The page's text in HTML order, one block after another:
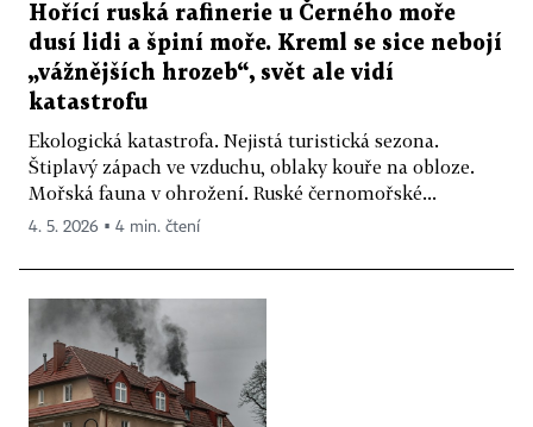
Hořící ruská rafinerie u Černého moře
dusí lidi a špiní moře. Kreml se sice nebojí
„vážnějších hrozeb“, svět ale vidí
katastrofu
Ekologická katastrofa. Nejistá turistická sezona.
Štiplavý zápach ve vzduchu, oblaky kouře na obloze.
Mořská fauna v ohrožení. Ruské černomořské...
4. 5. 2026 ▪ 4 min. čtení